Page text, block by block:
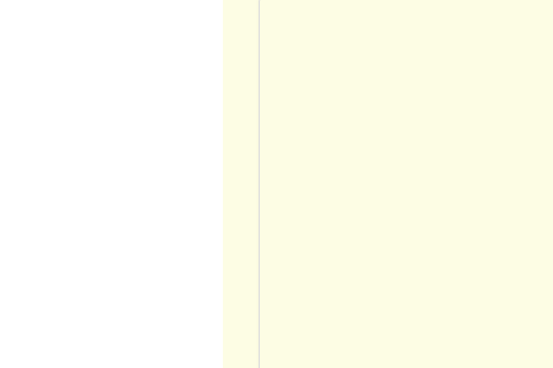
Bedingungslose Achtung der